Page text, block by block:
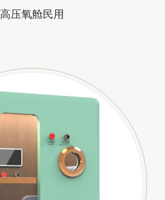
高压氧舱民用